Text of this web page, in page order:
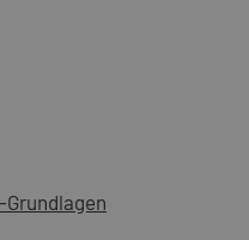
Grundlagen